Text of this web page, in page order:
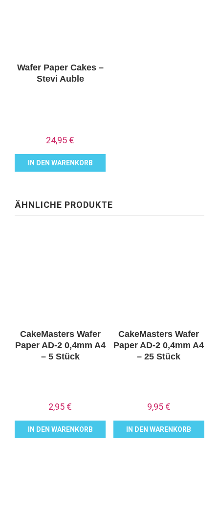
Wafer Paper Cakes –
Stevi Auble
24,95 €
IN DEN WARENKORB
ÄHNLICHE PRODUKTE
CakeMasters Wafer
Paper AD-2 0,4mm A4
– 5 Stück
2,95 €
IN DEN WARENKORB
CakeMasters Wafer
Paper AD-2 0,4mm A4
– 25 Stück
9,95 €
IN DEN WARENKORB